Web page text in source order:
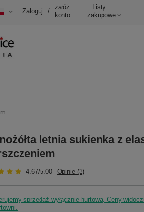
Zaloguj /
załóż
konto
Listy
zakupowe
letnia sukienka z
4.67/5.00 Opinie (3)
sprzedaż wyłącznie hurtową. Ceny